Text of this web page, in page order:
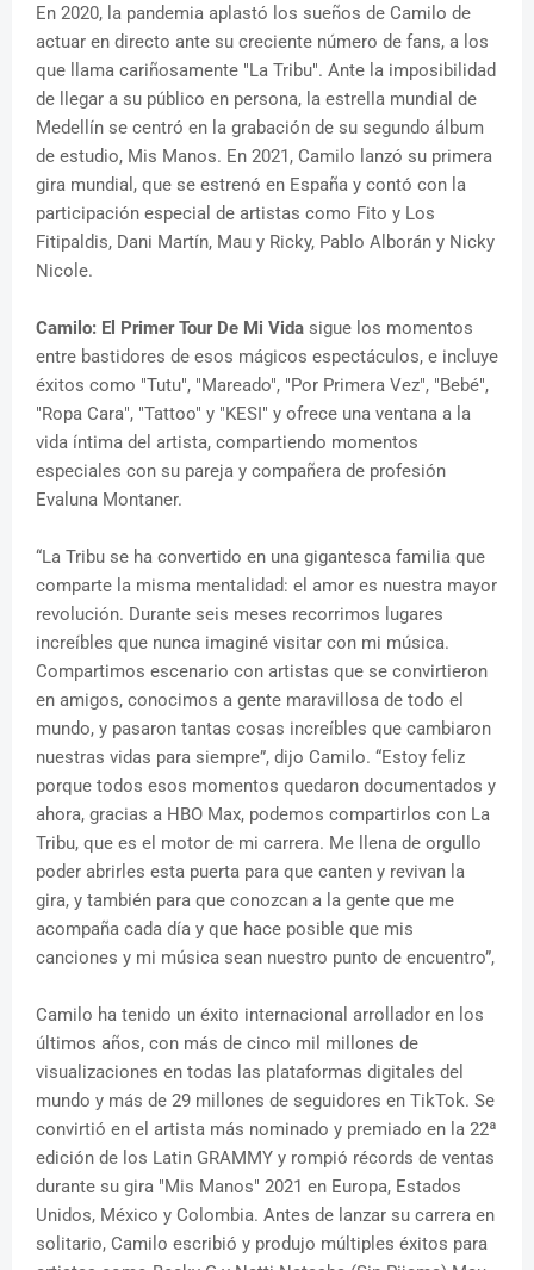
En 2020, la pandemia aplastó los sueños de Camilo de
actuar en directo ante su creciente número de fans, a los
que llama cariñosamente "La Tribu". Ante la imposibilidad
de llegar a su público en persona, la estrella mundial de
Medellín se centró en la grabación de su segundo álbum
de estudio, Mis Manos. En 2021, Camilo lanzó su primera
gira mundial, que se estrenó en España y contó con la
participación especial de artistas como Fito y Los
Fitipaldis, Dani Martín, Mau y Ricky, Pablo Alborán y Nicky
Nicole.
Camilo: El Primer Tour De Mi Vida sigue los momentos
entre bastidores de esos mágicos espectáculos, e incluye
éxitos como "Tutu", "Mareado", "Por Primera Vez", "Bebé",
"Ropa Cara", "Tattoo" y "KESI" y ofrece una ventana a la
vida íntima del artista, compartiendo momentos
especiales con su pareja y compañera de profesión
Evaluna Montaner.
“La Tribu se ha convertido en una gigantesca familia que
comparte la misma mentalidad: el amor es nuestra mayor
revolución. Durante seis meses recorrimos lugares
increíbles que nunca imaginé visitar con mi música.
Compartimos escenario con artistas que se convirtieron
en amigos, conocimos a gente maravillosa de todo el
mundo, y pasaron tantas cosas increíbles que cambiaron
nuestras vidas para siempre”, dijo Camilo. “Estoy feliz
porque todos esos momentos quedaron documentados y
ahora, gracias a HBO Max, podemos compartirlos con La
Tribu, que es el motor de mi carrera. Me llena de orgullo
poder abrirles esta puerta para que canten y revivan la
gira, y también para que conozcan a la gente que me
acompaña cada día y que hace posible que mis
canciones y mi música sean nuestro punto de encuentro”,
Camilo ha tenido un éxito internacional arrollador en los
últimos años, con más de cinco mil millones de
visualizaciones en todas las plataformas digitales del
mundo y más de 29 millones de seguidores en TikTok. Se
convirtió en el artista más nominado y premiado en la 22ª
edición de los Latin GRAMMY y rompió récords de ventas
durante su gira "Mis Manos" 2021 en Europa, Estados
Unidos, México y Colombia. Antes de lanzar su carrera en
solitario, Camilo escribió y produjo múltiples éxitos para